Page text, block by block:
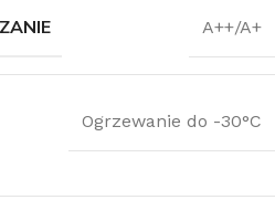
A++/A+
Ogrzewanie do -30°C